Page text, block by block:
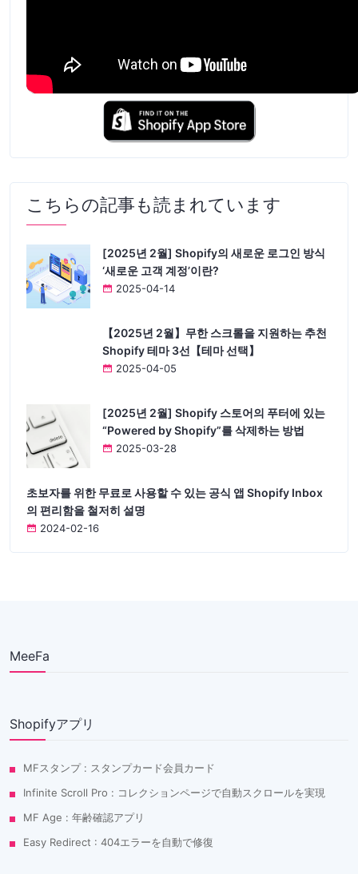
こちらの記事も読まれています
[2025년 2월] Shopify의 새로운 로그인 방식
‘새로운 고객 계정’이란?
2025-04-14
【2025년 2월】무한 스크롤을 지원하는 추천
Shopify 테마 3선【테마 선택】
2025-04-05
[2025년 2월] Shopify 스토어의 푸터에 있는
“Powered by Shopify”를 삭제하는 방법
2025-03-28
초보자를 위한 무료로 사용할 수 있는 공식 앱 Shopify Inbox
의 편리함을 철저히 설명
2024-02-16
MeeFa
Shopifyアプリ
MFスタンプ : スタンプカード会員カード
Infinite Scroll Pro : コレクションページで自動スクロールを実現
MF Age : 年齢確認アプリ
Easy Redirect : 404エラーを自動で修復